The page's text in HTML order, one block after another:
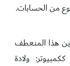
من الحسابات.
هذا المنعطف
ولادة